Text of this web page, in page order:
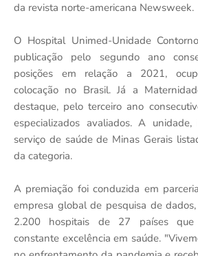
da revista norte-americana Newsweek.
O Hospital Unimed-Unidade
publicação pelo segundo ano
posições em relação a 2021,
colocação no Brasil. Já a
destaque, pelo terceiro ano
especializados avaliados. ​​​​​​​A
serviço de saúde de Minas Gerais
da categoria.
A premiação foi conduzida em
empresa global de pesquisa de
2.200 hospitais de 27 países
constante excelência em saúde.